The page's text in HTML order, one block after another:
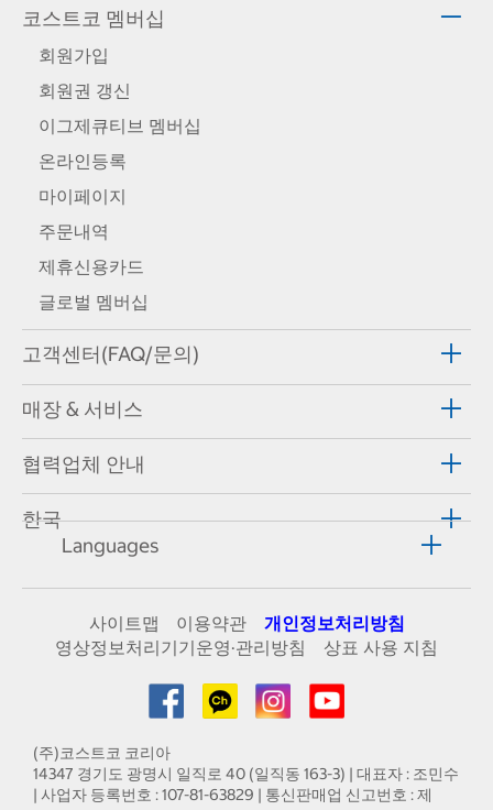
코스트코 멤버십
회원가입
회원권 갱신
이그제큐티브 멤버십
온라인등록
마이페이지
주문내역
제휴신용카드
글로벌 멤버십
고객센터(FAQ/문의)
매장 & 서비스
협력업체 안내
한국
Languages
사이트맵 이용약관
개인정보처리방침
영상정보처리기기운영·관리방침
상표 사용 지침
(주)코스트코 코리아
14347 경기도 광명시 일직로 40 (일직동 163-3) | 대표자 : 조민수
| 사업자 등록번호 : 107-81-63829 | 통신판매업 신고번호 : 제